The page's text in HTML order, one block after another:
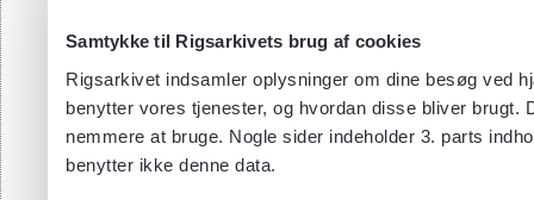
Samtykke til Rigsarkivets brug af cookies
Rigsarkivet indsamler oplysninger om dine besøg ved
benytter vores tjenester, og hvordan disse bliver
nemmere at bruge. Nogle sider indeholder 3. parts
benytter ikke denne data.
84
86
87
88
89